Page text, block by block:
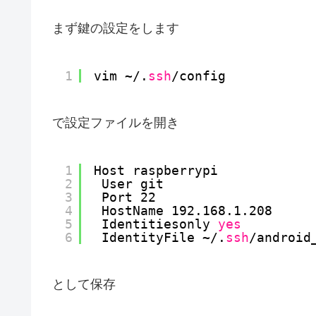
まず鍵の設定をします
1 vim ~/. ssh/config
で設定ファイルを開き
1
2
3
4
5
6
Host raspberrypi
User git
Port 22
HostName 192.168.1.208
Identitiesonly yes
IdentityFile ~/. ssh/
として保存